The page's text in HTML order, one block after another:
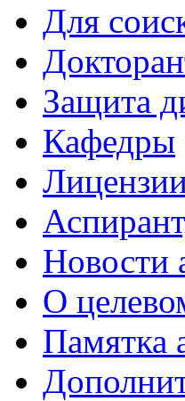
Для
Защита
Кафедры
Новости
О
Памятка